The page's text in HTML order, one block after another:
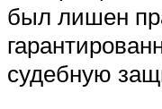
был лишен
судебную